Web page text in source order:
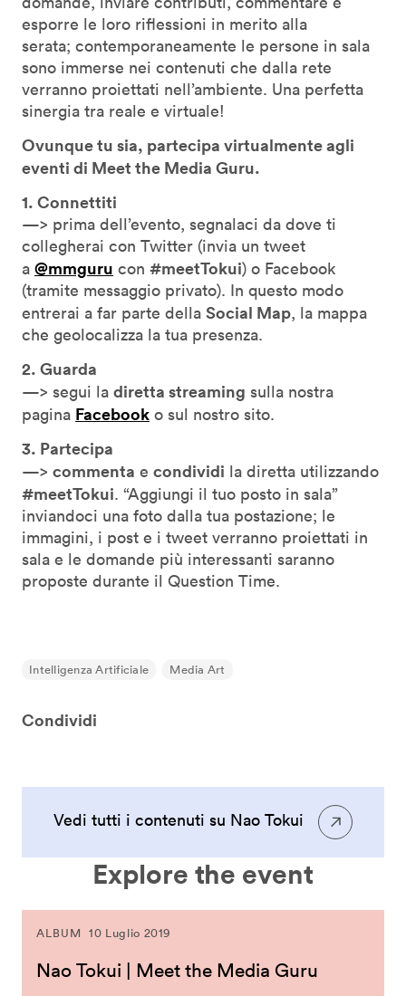
esporre le loro riflessioni in merito alla
serata; contemporaneamente le persone in sala
sono immerse nei contenuti che dalla rete
verranno proiettati nell’ambiente. Una perfetta
sinergia tra reale e virtuale!
Ovunque tu sia, partecipa virtualmente agli
eventi di Meet the Media Guru.
1. Connettiti
—> prima dell’evento, segnalaci da dove ti
collegherai con Twitter (invia un tweet
a @mmguru con #meetTokui) o Facebook
(tramite messaggio privato). In questo modo
entrerai a far parte della Social Map, la mappa
che geolocalizza la tua presenza.
2. Guarda
—> segui la diretta streaming sulla nostra
pagina Facebook o sul nostro sito.
3. Partecipa
—> commenta e condividi la diretta utilizzando
#meetTokui. “Aggiungi il tuo posto in sala”
inviandoci una foto dalla tua postazione; le
immagini, i post e i tweet verranno proiettati in
sala e le domande più interessanti saranno
proposte durante il Question Time.
Intelligenza Artificiale Media Art
Condividi
Vedi tutti i contenuti su Nao Tokui
Explore the event
ALBUM 10 Luglio 2019
Nao Tokui | Meet the Media Guru